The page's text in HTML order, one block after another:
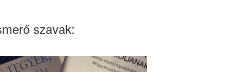
szavak: